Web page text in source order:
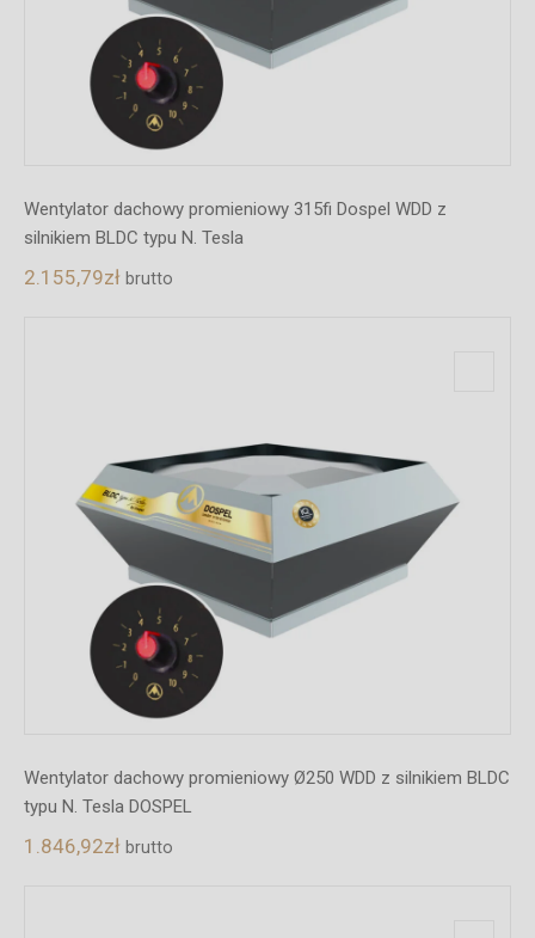
Wentylator dachowy promieniowy 315fi Dospel WDD z
silnikiem BLDC typu N. Tesla
2.155,79zł brutto
Wentylator dachowy promieniowy Ø250 WDD z silnikiem BLDC
typu N. Tesla DOSPEL
1.846,92zł brutto